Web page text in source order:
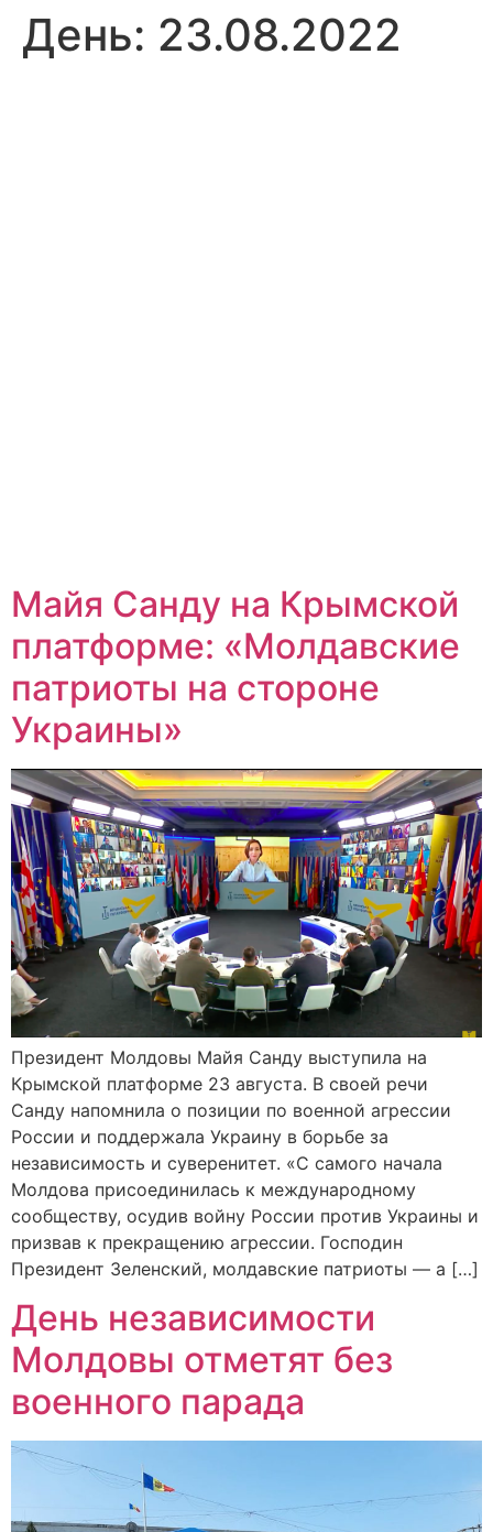
День: 23.08.2022
Майя Санду на Крымской
платформе: «Молдавские
патриоты на стороне
Украины»
Президент Молдовы Майя Санду выступила на
Крымской платформе 23 августа. В своей речи
Санду напомнила о позиции по военной агрессии
России и поддержала Украину в борьбе за
независимость и суверенитет. «С самого начала
Молдова присоединилась к международному
сообществу, осудив войну России против Украины и
призвав к прекращению агрессии. Господин
Президент Зеленский, молдавские патриоты — а […]
День независимости
Молдовы отметят без
военного парада